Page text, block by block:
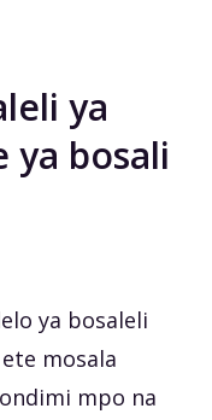
ya
ya bosali
ya bosaleli
mosala
mpo na